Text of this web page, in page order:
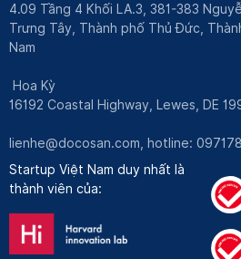
4.09 Tầng 4 Khối LA.3, 381-383
Trưng Tây, Thành phố Thủ Đức,
Nam
Hoa Kỳ
16192 Coastal Highway, Lewes, DE
lienhe@docosan.com , hotline:
Startup Việt Nam duy nhất là
thành viên của: